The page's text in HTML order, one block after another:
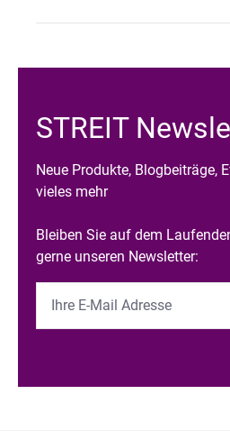
STREIT
Neue Produkte, Blogbeiträge,
vieles mehr
Bleiben Sie auf dem
gerne unseren Newsletter: